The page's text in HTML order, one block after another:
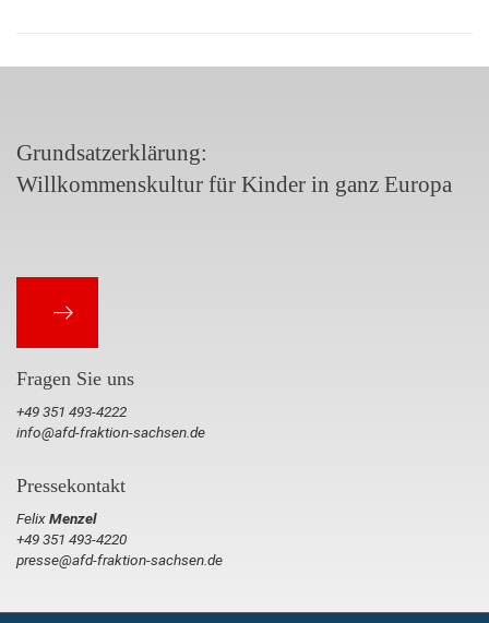
Grundsatzerklärung:
Willkommenskultur für Kinder in ganz Europa
Fragen Sie uns
+49 351 493-4222
info@afd-fraktion-sachsen.de
Pressekontakt
FelixMenzel
+49 351 493-4220
presse@afd-fraktion-sachsen.de